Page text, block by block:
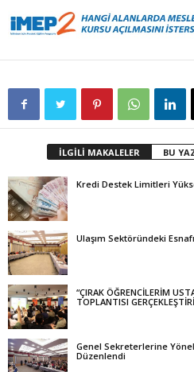
İLGİLİ MAKALELER BU
Kredi Destek Limitleri
Ulaşım Sektöründeki
“ÇIRAK ÖĞRENCİLERİM
TOPLANTISI
Genel Sekreterlerine
Düzenlendi